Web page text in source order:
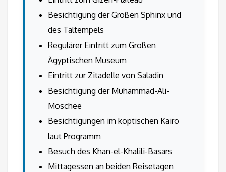
Besichtigung der Großen Sphinx und
des Taltempels
Regulärer Eintritt zum Großen
Ägyptischen Museum
Eintritt zur Zitadelle von Saladin
Besichtigung der Muhammad-Ali-
Moschee
Besichtigungen im koptischen Kairo
laut Programm
Besuch des Khan-el-Khalili-Basars
Mittagessen an beiden Reisetagen